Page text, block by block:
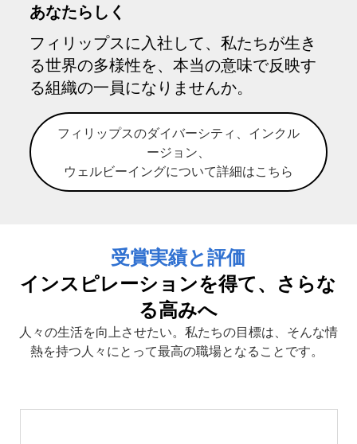
あなたらしく
フィリップスに入社して、私たちが生き
る世界の多様性を、本当の意味で反映す
る組織の一員になりませんか。
フィリップスのダイバーシティ、インクル
ージョン、
ウェルビーイングについて詳細はこちら
受賞実績と評価
インスピレーションを得て、さらな
る高みへ
人々の生活を向上させたい。私たちの目標は、そんな情
熱を持つ人々にとって最高の職場となることです。